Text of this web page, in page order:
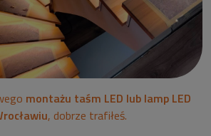
montażu taśm LED lub lamp LED
, dobrze trafiłeś.